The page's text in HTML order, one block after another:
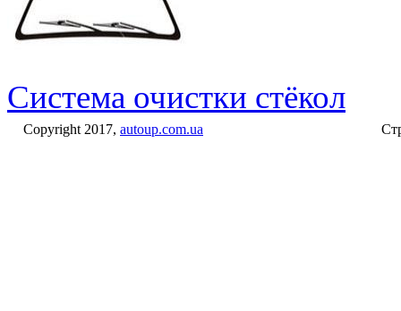
Система очистки стёкол
Copyright 2017, autoup.com.ua